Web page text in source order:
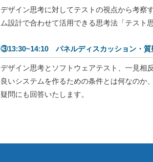
デザイン思考に対してテストの視点から考察
ム設計で合わせて活用できる思考法「テスト
③13:30~14:10 パネルディスカッション・質
デザイン思考とソフトウェアテスト、一見相
良いシステムを作るための条件とは何なのか
疑問にも回答いたします。